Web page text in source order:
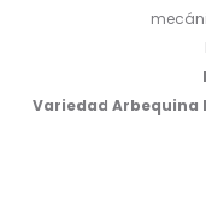
Variedad Arbequina